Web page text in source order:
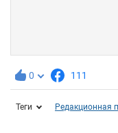
0 111
Теги Редакционная